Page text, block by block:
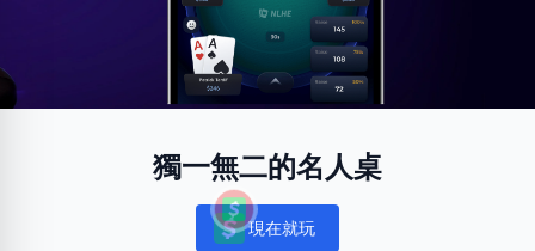
獨一無二的名人桌
Notifications
現在就玩